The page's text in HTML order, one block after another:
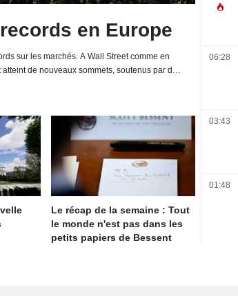
en Europe
sur les marchés. A Wall Street comme en
de nouveaux sommets, soutenus par de
Le récap de la semaine : Tout
le monde n'est pas dans les
petits papiers de Bessent
06:28
03:43
01:48